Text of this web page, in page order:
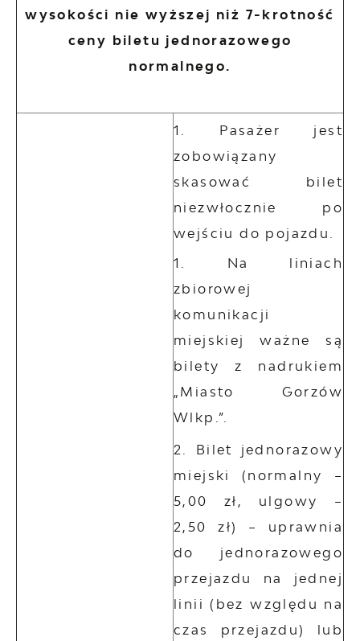
wysokości nie wyższej niż 7-krotność
ceny biletu jednorazowego
normalnego.
Pasażer jest
zobowiązany
skasować bilet
niezwłocznie po
wejściu do pojazdu.
Na liniach
zbiorowej
komunikacji
miejskiej ważne są
bilety z nadrukiem
„Miasto Gorzów
Wlkp.”.
Bilet jednorazowy
miejski (normalny –
5,00 zł, ulgowy –
2,50 zł) – uprawnia
do jednorazowego
przejazdu na jednej
linii (bez względu na
czas przejazdu) lub